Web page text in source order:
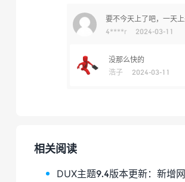
要不今天上了吧，一天
4****r
2024-03-11
没那么快的
浩子
2024-03-11
相关阅读
DUX主题9.4版本更新：新增